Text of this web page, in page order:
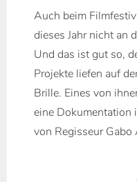
Auch beim
dieses Jahr nicht an
Und das ist gut so,
Projekte liefen auf
Brille. Eines von
eine Dokumentation
von Regisseur Gabo